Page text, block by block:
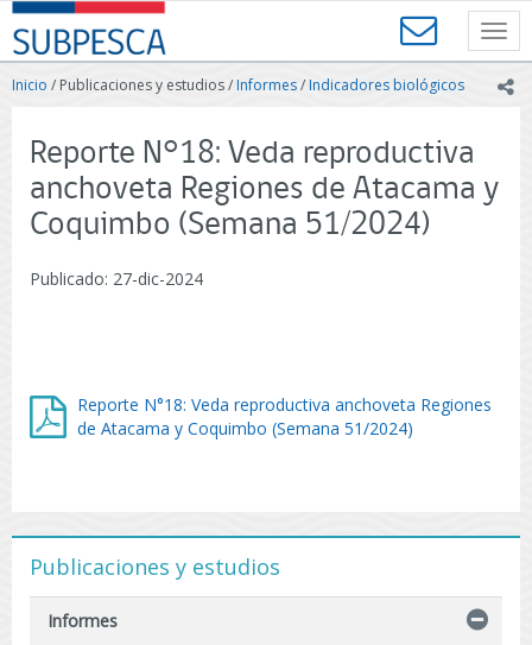
Contenido
principal
SUBPESCA
-
Subsecretaría
Acuicultura
-
Gobierno
Chile
Inicio / Publicaciones y estudios /Informes/Indicadores biológicos
Reporte N°18: Veda reproductiva
anchoveta Regiones de Atacama y
Coquimbo (Semana 51/2024)
Publicado: 27-dic-2024
Reporte N°18: Veda reproductiva anchoveta Regiones
de Atacama y Coquimbo (Semana 51/2024)
Publicaciones y estudios
Informes